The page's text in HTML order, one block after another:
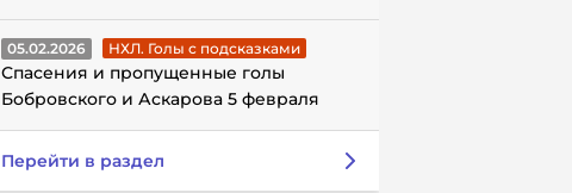
05.02.2026 НХЛ. Голы с подсказками
Спасения и пропущенные голы
Бобровского и Аскарова 5 февраля
Перейти в раздел